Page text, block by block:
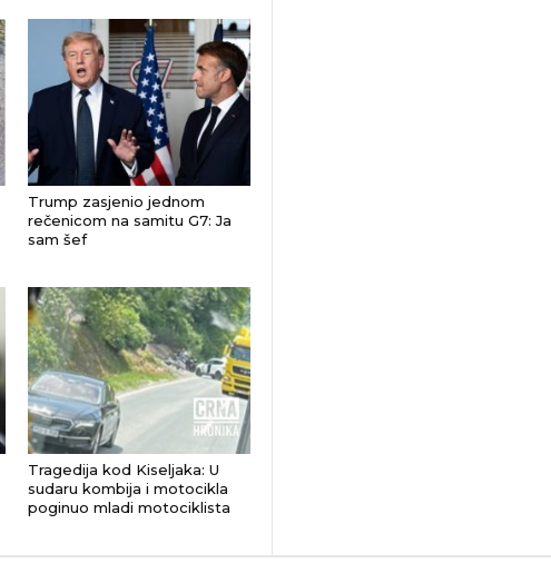
Trump zasjenio jednom
rečenicom na samitu G7: Ja
sam šef
Tragedija kod Kiseljaka: U
sudaru kombija i motocikla
poginuo mladi motociklista